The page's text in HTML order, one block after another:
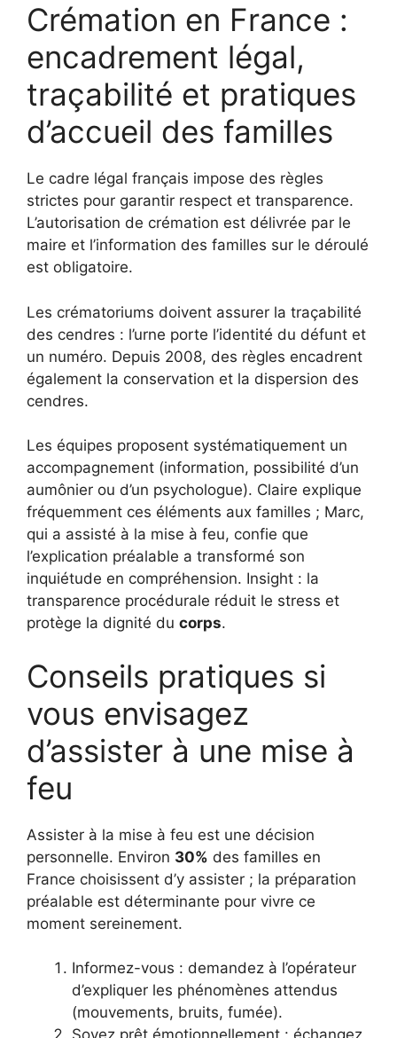
Crémation en France :
encadrement légal,
traçabilité et pratiques
d’accueil des familles
Le cadre légal français impose des règles
strictes pour garantir respect et transparence.
L’autorisation de crémation est délivrée par le
maire et l’information des familles sur le déroulé
est obligatoire.
Les crématoriums doivent assurer la traçabilité
des cendres : l’urne porte l’identité du défunt et
un numéro. Depuis 2008, des règles encadrent
également la conservation et la dispersion des
cendres.
Les équipes proposent systématiquement un
accompagnement (information, possibilité d’un
aumônier ou d’un psychologue). Claire explique
fréquemment ces éléments aux familles ; Marc,
qui a assisté à la mise à feu, confie que
l’explication préalable a transformé son
inquiétude en compréhension. Insight : la
transparence procédurale réduit le stress et
protège la dignité du corps.
Conseils pratiques si
vous envisagez
d’assister à une mise à
feu
Assister à la mise à feu est une décision
personnelle. Environ 30% des familles en
France choisissent d’y assister ; la préparation
préalable est déterminante pour vivre ce
moment sereinement.
Informez-vous : demandez à l’opérateur
d’expliquer les phénomènes attendus
(mouvements, bruits, fumée).